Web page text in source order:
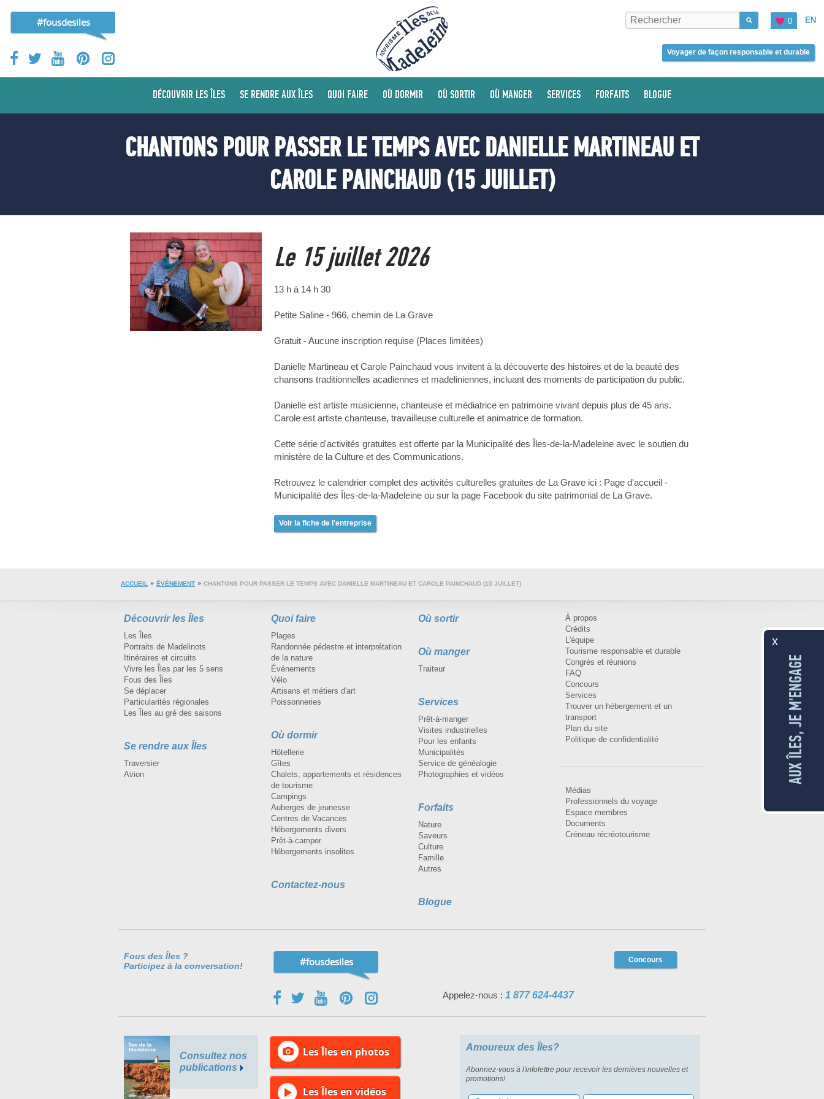
#fousdesiles EN
0
Voyager de façon responsable et durable
DÉCOUVRIR LES ÎLES SE RENDRE AUX ÎLES QUOI FAIRE OÙ DORMIR OÙ SORTIR OÙ MANGER SERVICES FORFAITS BLOGUE
CHANTONS POUR PASSER LE TEMPS AVEC DANIELLE MARTINEAU ET
CAROLE PAINCHAUD (15 JUILLET)
Le 15 juillet 2026
13 h à 14 h 30
Petite Saline - 966, chemin de La Grave
Gratuit - Aucune inscription requise (Places limitées)
Danielle Martineau et Carole Painchaud vous invitent à la découverte des histoires et de la beauté des
chansons traditionnelles acadiennes et madeliniennes, incluant des moments de participation du public.
Danielle est artiste musicienne, chanteuse et médiatrice en patrimoine vivant depuis plus de 45 ans.
Carole est artiste chanteuse, travailleuse culturelle et animatrice de formation.
Cette série d'activités gratuites est offerte par la Municipalité des Îles-de-la-Madeleine avec le soutien du
ministère de la Culture et des Communications.
Retrouvez le calendrier complet des activités culturelles gratuites de La Grave ici : Page d'accueil -
Municipalité des Îles-de-la-Madeleine ou sur la page Facebook du site patrimonial de La Grave.
Voir la fiche de l'entreprise
ACCUEIL ÉVÉNEMENT CHANTONS POUR PASSER LE TEMPS AVEC DANIELLE MARTINEAU ET CAROLE PAINCHAUD (15 JUILLET)
Découvrir les Îles
Les Îles
Portraits de Madelinots
Itinéraires et circuits
Vivre les Îles par les 5 sens
Fous des Îles
Se déplacer
Particularités régionales
Les Îles au gré des saisons
Se rendre aux Îles
Traversier
Avion
Quoi faire
Plages
Randonnée pédestre et interprétation
de la nature
Événements
Vélo
Artisans et métiers d'art
Poissonneries
Où dormir
Hôtellerie
Gîtes
Chalets, appartements et résidences
de tourisme
Campings
Auberges de jeunesse
Centres de Vacances
Hébergements divers
Prêt-à-camper
Hébergements insolites
Contactez-nous
Où sortir
Où manger
Traiteur
Services
Prêt-à-manger
Visites industrielles
Pour les enfants
Municipalités
Service de généalogie
Photographies et vidéos
Forfaits
Nature
Saveurs
Culture
Famille
Autres
Blogue
À propos
Crédits
L'équipe
Tourisme responsable et durable
Congrès et réunions
FAQ
Concours
Services
Trouver un hébergement et un
transport
Plan du site
Politique de confidentialité
Médias
Professionnels du voyage
Espace membres
Documents
Créneau récréotourisme
Fous des Îles ?
Participez à la conversation!
#fousdesiles Concours
Appelez-nous : 1 877 624-4437
Consultez nos
publications
Les Îles en photos
Les Îles en vidéos
Amoureux des Îles?
Abonnez-vous à l'infolettre pour recevoir les dernières nouvelles et
promotions!
x
AUX ÎLES, JE M'ENGAGE